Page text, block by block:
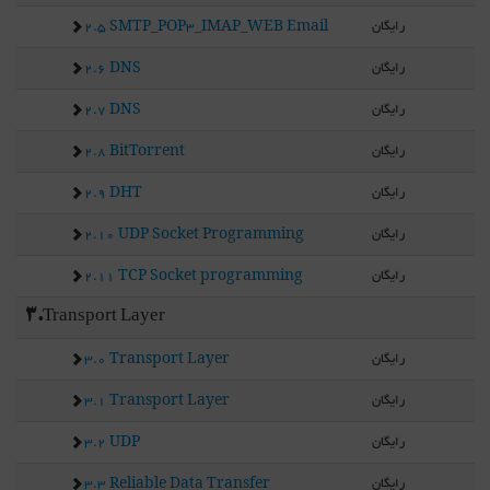
2.5 SMTP_POP3_IMAP_WEB Email
رایگان
2.6 DNS
رایگان
2.7 DNS
رایگان
2.8 BitTorrent
رایگان
2.9 DHT
رایگان
2.10 UDP Socket Programming
رایگان
2.11 TCP Socket programming
رایگان
3.Transport Layer
3.0 Transport Layer
رایگان
3.1 Transport Layer
رایگان
3.2 UDP
رایگان
3.3 Reliable Data Transfer
رایگان